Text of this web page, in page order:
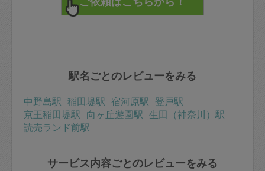
駅名ごとのレビューをみる
中野島駅 稲田堤駅 宿河原駅 登戸駅
京王稲田堤駅 向ヶ丘遊園駅 生田（神奈川）駅
読売ランド前駅
サービス内容ごとのレビューをみる